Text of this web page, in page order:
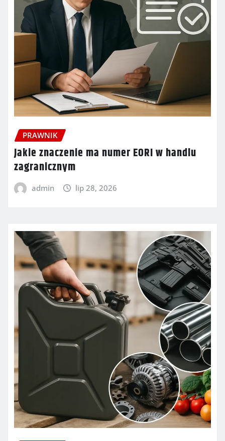
PRAWNIK
Jakie znaczenie ma numer EORI w handlu
zagranicznym
admin lip 28, 2026